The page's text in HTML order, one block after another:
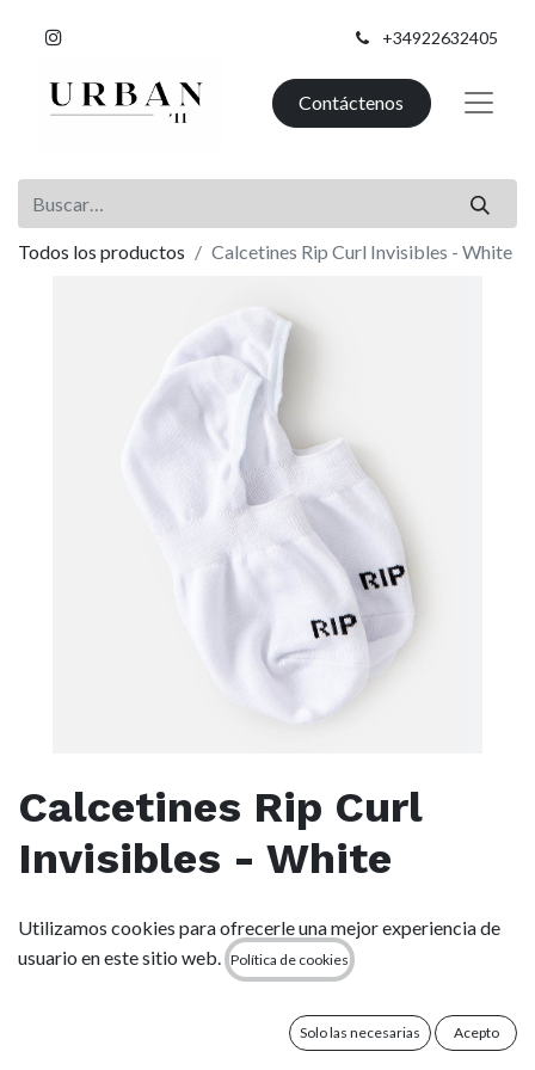
+34922632405
Contáctenos
Todos los productos Calcetines Rip Curl Invisibles - White
Calcetines Rip Curl
Invisibles - White
6,99€
Utilizamos cookies para ofrecerle una mejor experiencia de
usuario en este sitio web.
Política de cookies
Solo las necesarias Acepto